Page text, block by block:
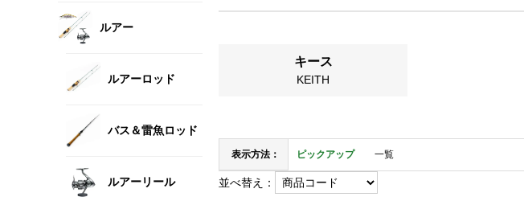
ルアー
ルアーロッド
バス＆雷魚ロッド
ルアーリール
キース
KEITH
表示方法： ピックアップ 一覧
並べ替え：